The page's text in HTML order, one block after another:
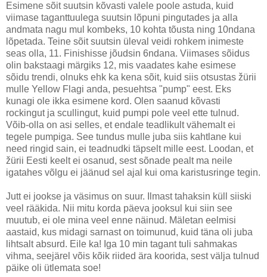
Esimene sõit suutsin kõvasti valele poole astuda, kuid
viimase taganttuulega suutsin lõpuni pingutades ja alla
andmata nagu mul kombeks, 10 kohta tõusta ning 10ndana
lõpetada. Teine sõit suutsin üleval veidi rohkem inimeste
seas olla, 11. Finishisse jõudsin 6ndana. Viimases sõidus
olin bakstaagi märgiks 12, mis vaadates kahe esimese
sõidu trendi, olnuks ehk ka kena sõit, kuid siis otsustas žürii
mulle Yellow Flagi anda, pesuehtsa "pump" eest. Eks
kunagi ole ikka esimene kord. Olen saanud kõvasti
rockingut ja scullingut, kuid pumpi pole veel ette tulnud.
Võib-olla on asi selles, et endale teadlikult vähemalt ei
tegele pumpiga. See tundus mulle juba siis kahtlane kui
need ringid sain, ei teadnudki täpselt mille eest. Loodan, et
žürii Eesti keelt ei osanud, sest sõnade pealt ma neile
igatahes võlgu ei jäänud sel ajal kui oma karistusringe tegin.
Jutt ei jookse ja väsimus on suur. Ilmast tahaksin küll siiski
veel rääkida. Nii mitu korda päeva jooksul kui siin see
muutub, ei ole mina veel enne näinud. Mäletan eelmisi
aastaid, kus midagi sarnast on toimunud, kuid täna oli juba
lihtsalt absurd. Eile ka! Iga 10 min tagant tuli sahmakas
vihma, seejärel võis kõik riided ära koorida, sest välja tulnud
päike oli ütlemata soe!